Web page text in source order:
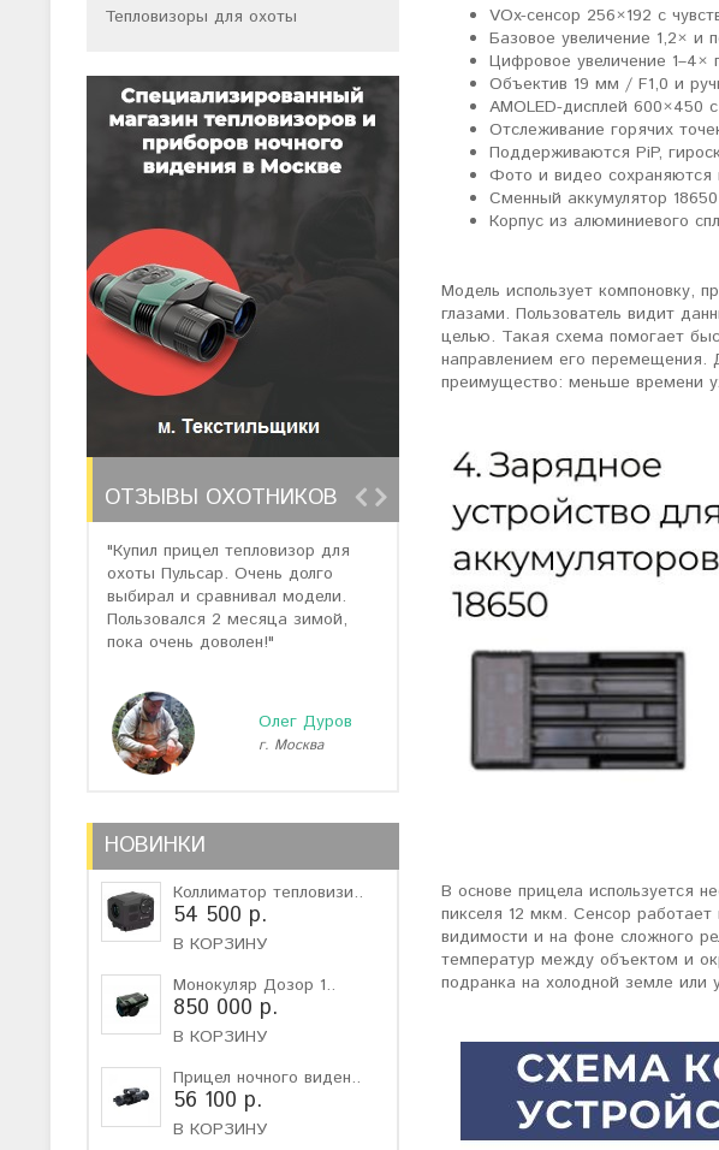
Тепловизоры для охоты
ОТЗЫВЫ ОХОТНИКОВ
"Купил прицел тепловизор для
охоты Пульсар. Очень долго
выбирал и сравнивал модели.
Пользовался 2 месяца зимой,
пока очень доволен!"
Олег Дуров
г. Москва
"Отзывов о тепловизорах Atak не
много, но спасибо консультантам,
помогли подобрать отличную и
не дорогую модель. Взял
Виктор Жунов
г. Санкт-Петербург
НОВИНКИ
Коллиматор тепловизи..
54 500 р.
В КОРЗИНУ
Монокуляр Дозор 1..
850 000 р.
В КОРЗИНУ
Прицел ночного виден..
56 100 р.
В КОРЗИНУ
VOx-сенсор 256×192 с
Базовое увеличение 1,2× и
Цифровое увеличение 1–4×
Объектив 19 мм / F1,0 и
AMOLED-дисплей 600×450
Отслеживание горячих
Поддерживаются PiP,
Фото и видео сохраняются
Сменный аккумулятор
Корпус из алюминиевого
Модель использует компоновку,
глазами. Пользователь видит
целью. Такая схема помогает
направлением его перемещения.
преимущество: меньше времени
В основе прицела используется
пикселя 12 мкм. Сенсор
видимости и на фоне сложного
температур между объектом и
подранка на холодной земле или